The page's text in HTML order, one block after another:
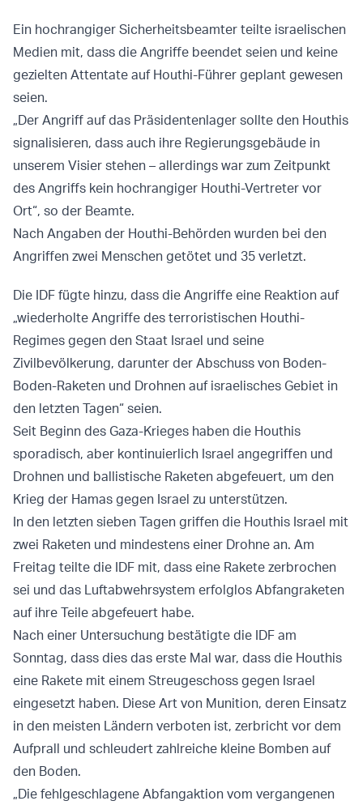
Ein hochrangiger Sicherheitsbeamter teilte israelischen
Medien mit, dass die Angriffe beendet seien und keine
gezielten Attentate auf Houthi-Führer geplant gewesen
seien.
„Der Angriff auf das Präsidentenlager sollte den Houthis
signalisieren, dass auch ihre Regierungsgebäude in
unserem Visier stehen – allerdings war zum Zeitpunkt
des Angriffs kein hochrangiger Houthi-Vertreter vor
Ort“, so der Beamte.
Nach Angaben der Houthi-Behörden wurden bei den
Angriffen zwei Menschen getötet und 35 verletzt.
Die IDF fügte hinzu, dass die Angriffe eine Reaktion auf
„wiederholte Angriffe des terroristischen Houthi-
Regimes gegen den Staat Israel und seine
Zivilbevölkerung, darunter der Abschuss von Boden-
Boden-Raketen und Drohnen auf israelisches Gebiet in
den letzten Tagen“ seien.
Seit Beginn des Gaza-Krieges haben die Houthis
sporadisch, aber kontinuierlich Israel angegriffen und
Drohnen und ballistische Raketen abgefeuert, um den
Krieg der Hamas gegen Israel zu unterstützen.
In den letzten sieben Tagen griffen die Houthis Israel mit
zwei Raketen und mindestens einer Drohne an. Am
Freitag teilte die IDF mit, dass eine Rakete zerbrochen
sei und das Luftabwehrsystem erfolglos Abfangraketen
auf ihre Teile abgefeuert habe.
Nach einer Untersuchung bestätigte die IDF am
Sonntag, dass dies das erste Mal war, dass die Houthis
eine Rakete mit einem Streugeschoss gegen Israel
eingesetzt haben. Diese Art von Munition, deren Einsatz
in den meisten Ländern verboten ist, zerbricht vor dem
Aufprall und schleudert zahlreiche kleine Bomben auf
den Boden.
„Die fehlgeschlagene Abfangaktion vom vergangenen